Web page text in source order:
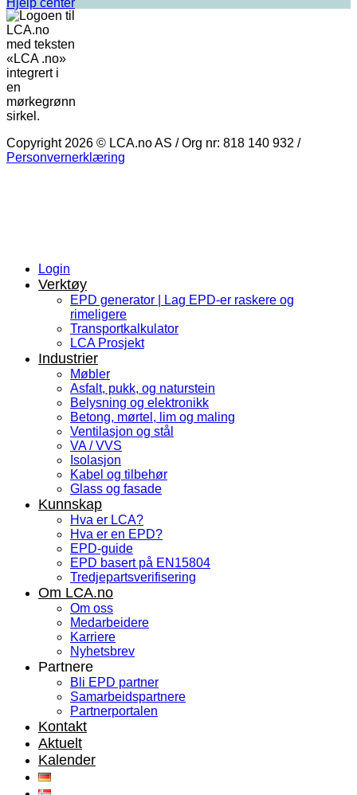
Hjelp center
Copyright 2026 © LCA.no AS / Org nr: 818 140 932 /
Personvernerklæring
Login
Verktøy
EPD generator | Lag EPD-er raskere og
rimeligere
Transportkalkulator
LCA Prosjekt
Industrier
Møbler
Asfalt, pukk, og naturstein
Belysning og elektronikk
Betong, mørtel, lim og maling
Ventilasjon og stål
VA / VVS
Isolasjon
Kabel og tilbehør
Glass og fasade
Kunnskap
Hva er LCA?
Hva er en EPD?
EPD-guide
EPD basert på EN15804
Tredjepartsverifisering
Om LCA.no
Om oss
Medarbeidere
Karriere
Nyhetsbrev
Partnere
Bli EPD partner
Samarbeidspartnere
Partnerportalen
Kontakt
Aktuelt
Kalender